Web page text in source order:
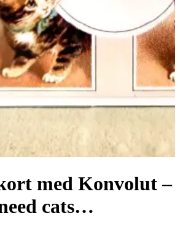
med Konvolut –
cats…